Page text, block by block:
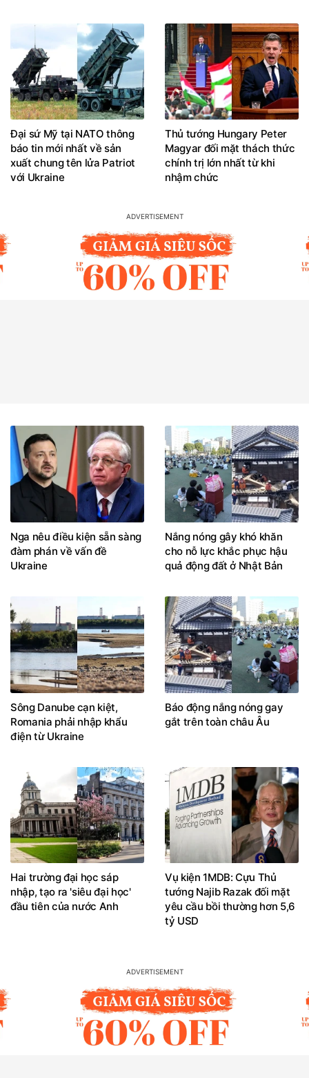
Đại sứ Mỹ tại NATO thông
báo tin mới nhất về sản
xuất chung tên lửa Patriot
với Ukraine
Thủ tướng Hungary Peter
Magyar đối mặt thách thức
chính trị lớn nhất từ khi
nhậm chức
Nga nêu điều kiện sẵn sàng
đàm phán về vấn đề
Ukraine
Nắng nóng gây khó khăn
cho nỗ lực khắc phục hậu
quả động đất ở Nhật Bản
Sông Danube cạn kiệt,
Romania phải nhập khẩu
điện từ Ukraine
Báo động nắng nóng gay
gắt trên toàn châu Âu
Hai trường đại học sáp
nhập, tạo ra 'siêu đại học'
đầu tiên của nước Anh
Vụ kiện 1MDB: Cựu Thủ
tướng Najib Razak đối mặt
yêu cầu bồi thường hơn 5,6
tỷ USD